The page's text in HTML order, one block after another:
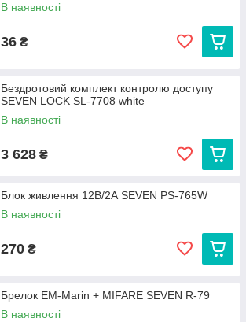
В наявності
36 ₴
Бездротовий комплект контролю доступу
SEVEN LOCK SL-7708 white
В наявності
3 628 ₴
Блок живлення 12В/2А SEVEN PS-765W
В наявності
270 ₴
Брелок EM-Marin + MIFARE SEVEN R-79
В наявності